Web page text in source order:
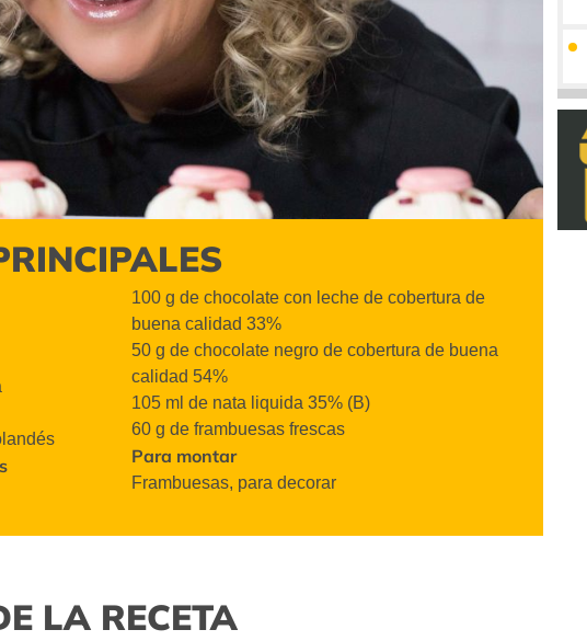
100 g de chocolate con leche de cobertura de
buena calidad 33%
50 g de chocolate negro de cobertura de buena
calidad 54%
105 ml de nata liquida 35% (B)
60 g de frambuesas frescas
Para montar
Frambuesas, para decorar
LA RECETA